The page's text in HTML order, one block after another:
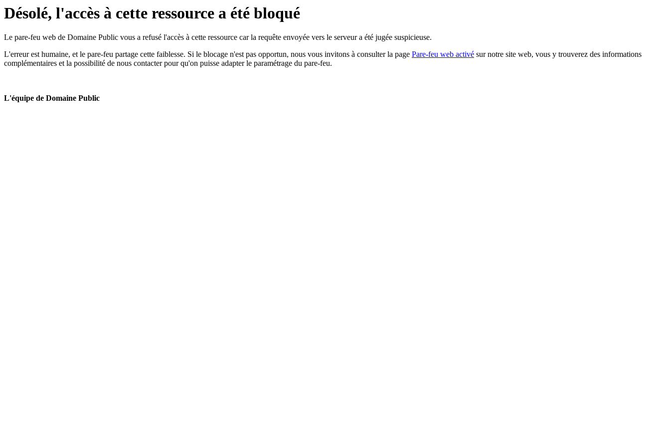
Désolé, l'accès à cette ressource a été bloqué
Le pare-feu web de Domaine Public vous a refusé l'accès à cette ressource car la requête envoyée vers le serveur a été jugée suspicieuse.
L'erreur est humaine, et le pare-feu partage cette faiblesse. Si le blocage n'est pas opportun, nous vous invitons à consulter la page Pare-feu web activé sur notre site web, vous y trouverez des informations
complémentaires et la possibilité de nous contacter pour qu'on puisse adapter le paramétrage du pare-feu.
L'équipe de Domaine Public